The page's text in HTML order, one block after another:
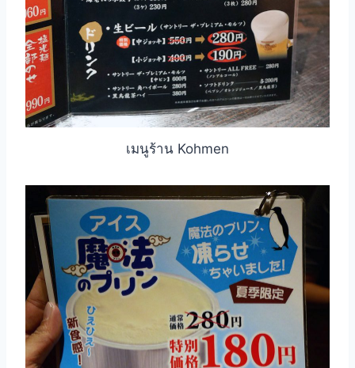
เมนูร้าน Kohmen